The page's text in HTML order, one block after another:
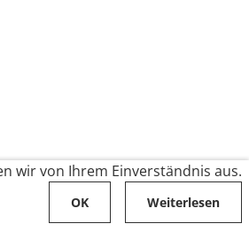
wir von Ihrem Einverständnis aus.
OK Weiterlesen